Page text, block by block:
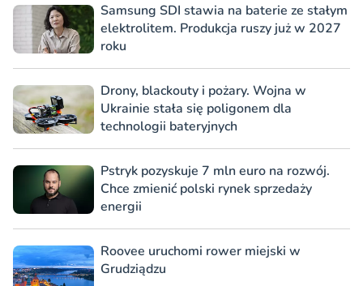
Samsung SDI stawia na baterie ze stałym
elektrolitem. Produkcja ruszy już w 2027
roku
Drony, blackouty i pożary. Wojna w
Ukrainie stała się poligonem dla
technologii bateryjnych
Pstryk pozyskuje 7 mln euro na rozwój.
Chce zmienić polski rynek sprzedaży
energii
Roovee uruchomi rower miejski w
Grudziądzu